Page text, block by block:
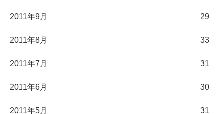
2011年9月 29
2011年8月 33
2011年7月 31
2011年6月 30
2011年5月 31